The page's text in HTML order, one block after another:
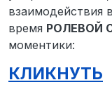
взаимодействия
время РОЛЕВОЙ
моментики:
КЛИКНУТЬ